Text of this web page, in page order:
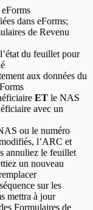
dans eForms;
de Revenu
du feuillet pour
aux données du
ET le NAS
avec un
ou le numéro
l’ARC et
annuliez le feuillet
un nouveau
sur les
mettra à jour
Formulaires de